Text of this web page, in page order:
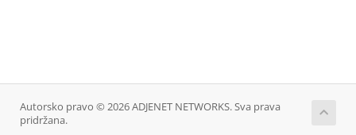
Autorsko pravo © 2026 ADJENET NETWORKS. Sva prava
pridržana.